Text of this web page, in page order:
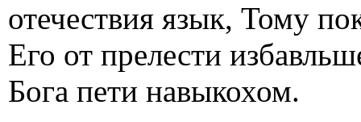
отечествия язык, Тому
Его от прелести
Бога пети навыкохом.